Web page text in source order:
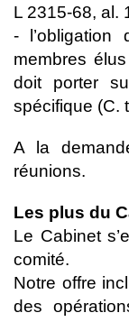
L 2315-68, al.
- l’obligation
membres
doit porter
spécifique (C.
A la
réunions.
Les plus du
Le Cabinet
comité.
Notre offre
des